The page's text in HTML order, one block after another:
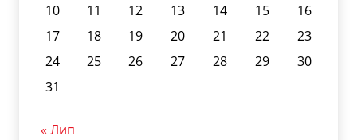
10
11 12 13 14 15
16
17
18 19 20 21 22
23
24
25 26 27 28 29
30
31
« Лип